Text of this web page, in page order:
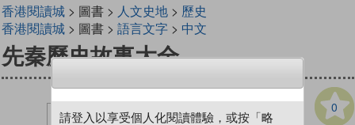
香港閱讀城> 圖書 > 人文史地> 歷史
香港閱讀城> 圖書 > 語言文字> 中文
先秦歷史故事大全
0
請登入以享受個人化閱讀體驗，或按「略